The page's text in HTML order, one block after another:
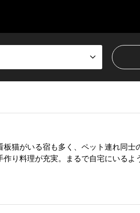
猫がいる宿も多く、ペット連れ同士
り料理が充実。まるで自宅にいるよ